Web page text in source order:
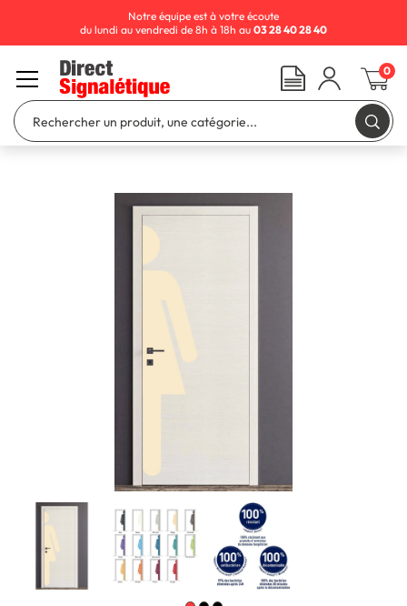
Notre équipe est à votre écoute
du lundi au vendredi de 8h à 18h au 03 28 40 28 40
0